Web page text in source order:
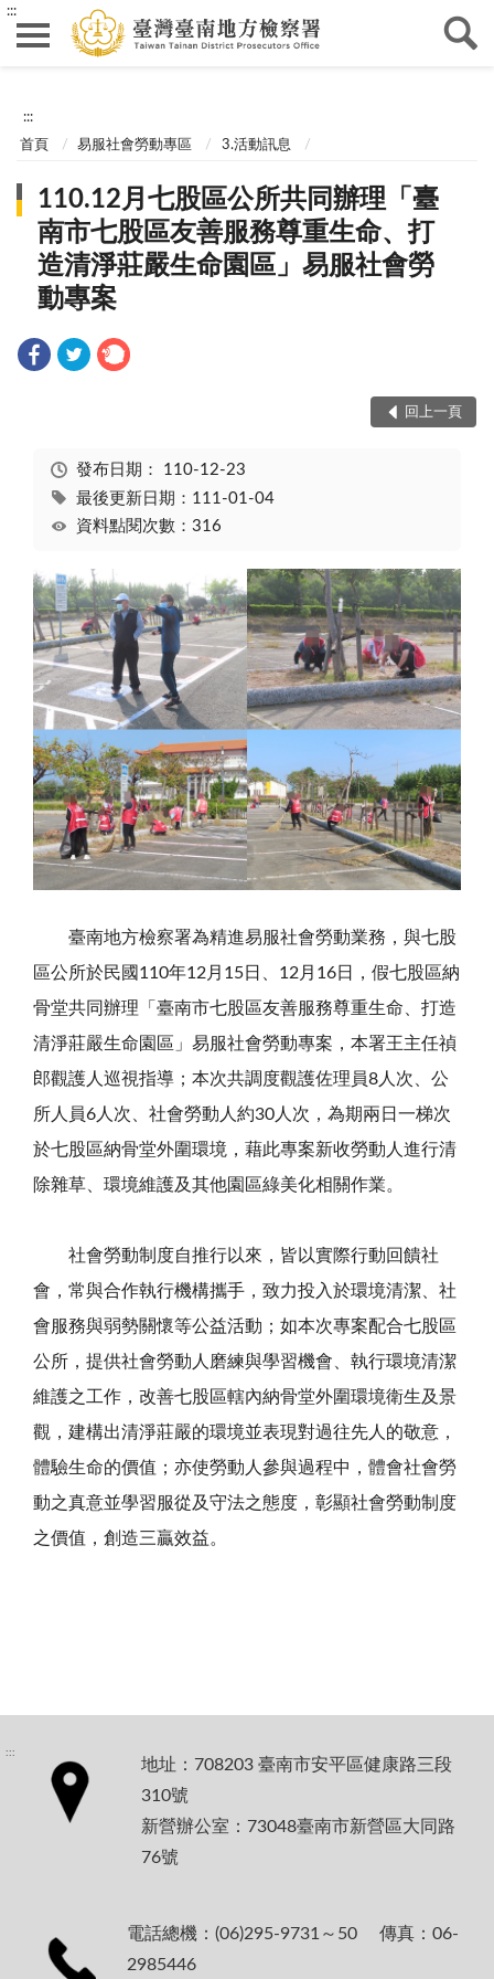
:::
:::
首頁 易服社會勞動專區 3.活動訊息
110.12月七股區公所共同辦理「臺
南市七股區友善服務尊重生命、打
造清淨莊嚴生命園區」易服社會勞
動專案
回上一頁
發布日期： 110-12-23
最後更新日期：111-01-04
資料點閱次數：316
臺南地方檢察署為精進易服社會勞動業務，與七股
區公所於民國 110年12 月 15日、 12 月 16日，假七股區納
骨堂共同辦理「臺南市七股區友善服務尊重生命、打造
清淨莊嚴生命園區」易服社會勞動專案，本署王主任禎
郎觀護人巡視指導；本次共調度觀護佐理員8人次、公
所人員6人次、社會勞動人約30人次，為期兩日一梯次
於七股區納骨堂外圍環境，藉此專案新收勞動人進行清
除雜草、環境維護及其他園區綠美化相關作業。
社會勞動制度自推行以來，皆以實際行動回饋社
會，常與合作執行機構攜手，致力投入於環境清潔、社
會服務與弱勢關懷等公益活動；如本次專案配合七股區
公所，提供社會勞動人磨練與學習機會、執行環境清潔
維護之工作，改善七股區轄內納骨堂外圍環境衛生及景
觀，建構出清淨莊嚴的環境並表現對過往先人的敬意，
體驗生命的價值；亦使勞動人參與過程中，體會社會勞
動之真意並學習服從及守法之態度，彰顯社會勞動制度
之價值，創造三贏效益。
:::
地址：708203 臺南市安平區健康路三段
310號
新營辦公室：73048臺南市新營區大同路
76號
電話總機：(06)295-9731～50 傳真：06-
2985446